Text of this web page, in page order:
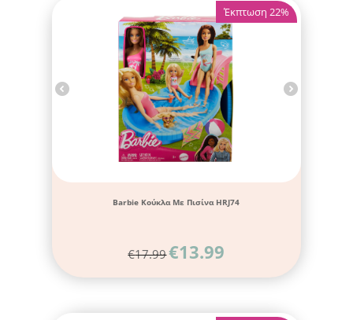
Έκπτωση 22%
Barbie Κούκλα Με Πισίνα HRJ74
€17.99€13.99